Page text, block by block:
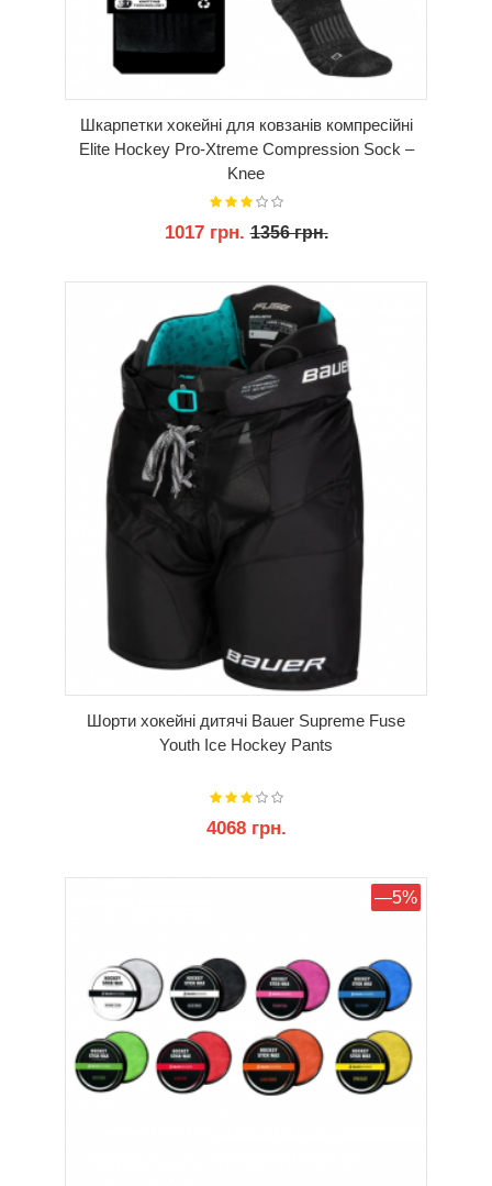
Шкарпетки хокейні для ковзанів компресійні
Elite Hockey Pro-Xtreme Compression Sock –
Knee
1017 грн.1356 грн.
КУПИТИ
Шорти хокейні дитячі Bauer Supreme Fuse
Youth Ice Hockey Pants
4068 грн.
—5%